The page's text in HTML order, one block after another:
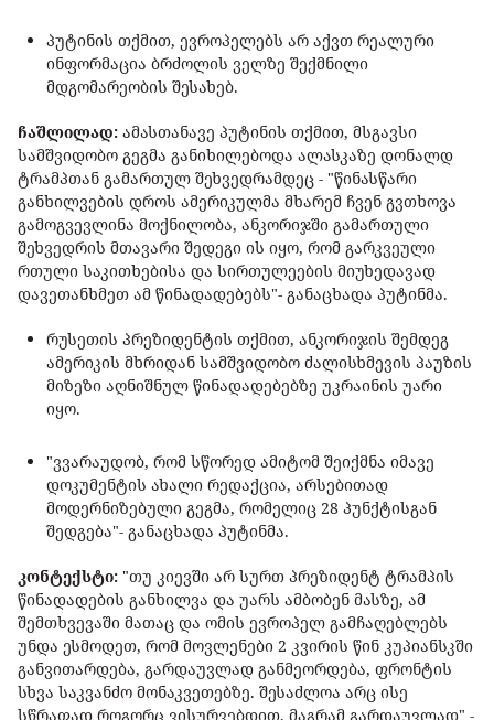
პუტინის თქმით, ევროპელებს არ აქვთ რეალური
ინფორმაცია ბრძოლის ველზე შექმნილი
მდგომარეობის შესახებ.
ჩაშლილად: ამასთანავე პუტინის თქმით, მსგავსი
სამშვიდობო გეგმა განიხილებოდა ალასკაზე დონალდ
ტრამპთან გამართულ შეხვედრამდეც - "წინასწარი
განხილვების დროს ამერიკულმა მხარემ ჩვენ გვთხოვა
გამოგვევლინა მოქნილობა, ანკორიჯში გამართული
შეხვედრის მთავარი შედეგი ის იყო, რომ გარკვეული
რთული საკითხებისა და სირთულეების მიუხედავად
დავეთანხმეთ ამ წინადადებებს"- განაცხადა პუტინმა.
რუსეთის პრეზიდენტის თქმით, ანკორიჯის შემდეგ
ამერიკის მხრიდან სამშვიდობო ძალისხმევის პაუზის
მიზეზი აღნიშნულ წინადადებებზე უკრაინის უარი
იყო.
"ვვარაუდობ, რომ სწორედ ამიტომ შეიქმნა იმავე
დოკუმენტის ახალი რედაქცია, არსებითად
მოდერნიზებული გეგმა, რომელიც 28 პუნქტისგან
შედგება"- განაცხადა პუტინმა.
კონტექსტი: "თუ კიევში არ სურთ პრეზიდენტ ტრამპის
წინადადების განხილვა და უარს ამბობენ მასზე, ამ
შემთხვევაში მათაც და ომის ევროპელ გამჩაღებლებს
უნდა ესმოდეთ, რომ მოვლენები 2 კვირის წინ კუპიანსკში
განვითარდება, გარდაუვლად განმეორდება, ფრონტის
სხვა საკვანძო მონაკვეთებზე. შესაძლოა არც ისე
სწრაფად როგორც ვისურვებდით, მაგრამ გარდაუვლად" -